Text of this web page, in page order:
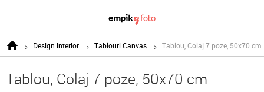
Design interior Tablouri Canvas Tablou, Colaj 7 poze, 50x70 cm
Tablou, Colaj 7 poze, 50x70 cm